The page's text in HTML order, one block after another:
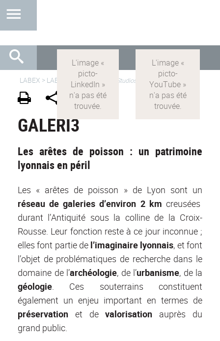
LABEX > LABEX IMU > IMU-FR Studios
GALERI3
Les arêtes de poisson : un patrimoine
lyonnais en péril
Les « arêtes de poisson » de Lyon sont un
réseau de galeries d’environ 2 km creusées
durant l’Antiquité sous la colline de la Croix-
Rousse. Leur fonction reste à ce jour inconnue ;
elles font partie del’imaginaire lyonnais, et font
l’objet de problématiques de recherche dans le
domaine de l’archéologie, de l’urbanisme, de la
géologie. Ces souterrains constituent
également un enjeu important en termes de
préservation et devalorisation auprès du
grand public.